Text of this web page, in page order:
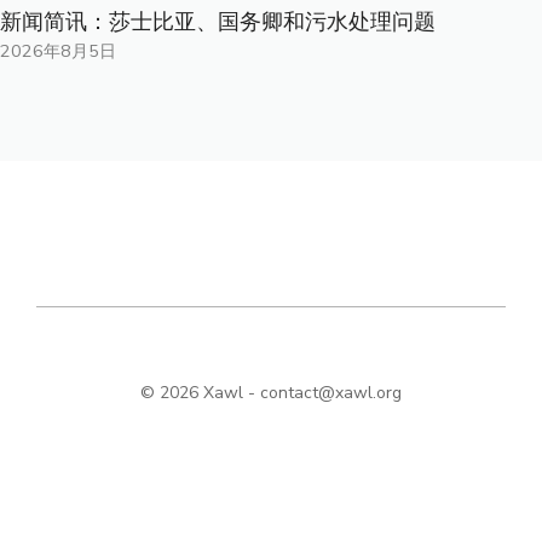
新闻简讯：莎士比亚、国务卿和污水处理问题
2026年8月5日
© 2026 Xawl - contact@xawl.org